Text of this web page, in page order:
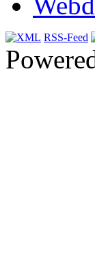
RSS-Feed